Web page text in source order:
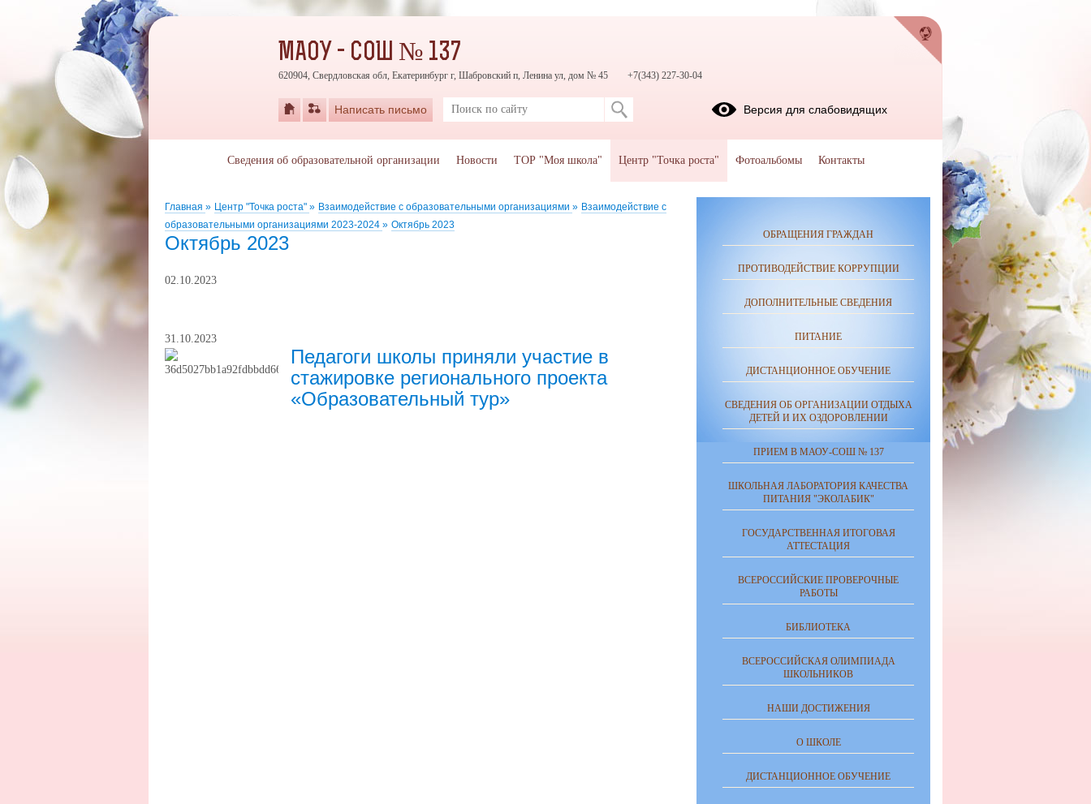
Главная » Центр "Точка роста" » Взаимодействие с образовательными организациями » Взаимодействие с
образовательными организациями 2023-2024 » Октябрь 2023
Октябрь 2023
02.10.2023
31.10.2023
Педагоги школы приняли участие в
стажировке регионального проекта
«Образовательный тур»
ОБРАЩЕНИЯ ГРАЖДАН
ПРОТИВОДЕЙСТВИЕ КОРРУПЦИИ
ДОПОЛНИТЕЛЬНЫЕ СВЕДЕНИЯ
ПИТАНИЕ
ДИСТАНЦИОННОЕ ОБУЧЕНИЕ
СВЕДЕНИЯ ОБ ОРГАНИЗАЦИИ ОТДЫХА
ДЕТЕЙ И ИХ ОЗДОРОВЛЕНИИ
ПРИЕМ В МАОУ-СОШ № 137
ШКОЛЬНАЯ ЛАБОРАТОРИЯ КАЧЕСТВА
ПИТАНИЯ "ЭКОЛАБИК"
ГОСУДАРСТВЕННАЯ ИТОГОВАЯ
АТТЕСТАЦИЯ
ВСЕРОССИЙСКИЕ ПРОВЕРОЧНЫЕ
РАБОТЫ
БИБЛИОТЕКА
ВСЕРОССИЙСКАЯ ОЛИМПИАДА
ШКОЛЬНИКОВ
НАШИ ДОСТИЖЕНИЯ
О ШКОЛЕ
ДИСТАНЦИОННОЕ ОБУЧЕНИЕ
МАОУ - СОШ № 137
620904, Свердловская обл, Екатеринбург г, Шабровский п, Ленина ул, дом № 45 +7(343) 227-30-04
Написать письмо Версия для слабовидящих
Сведения об образовательной организации Новости ТОР "Моя школа" Центр "Точка роста" Фотоальбомы Контакты